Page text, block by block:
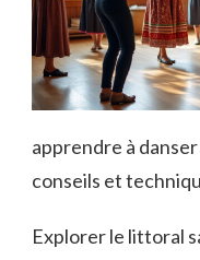
apprendre à
conseils et
Explorer le littoral